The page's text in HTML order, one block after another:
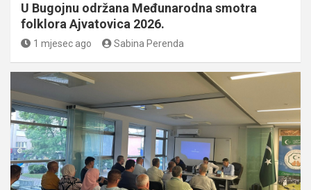
U Bugojnu održana Međunarodna smotra
folklora Ajvatovica 2026.
1 mjesec ago Sabina Perenda